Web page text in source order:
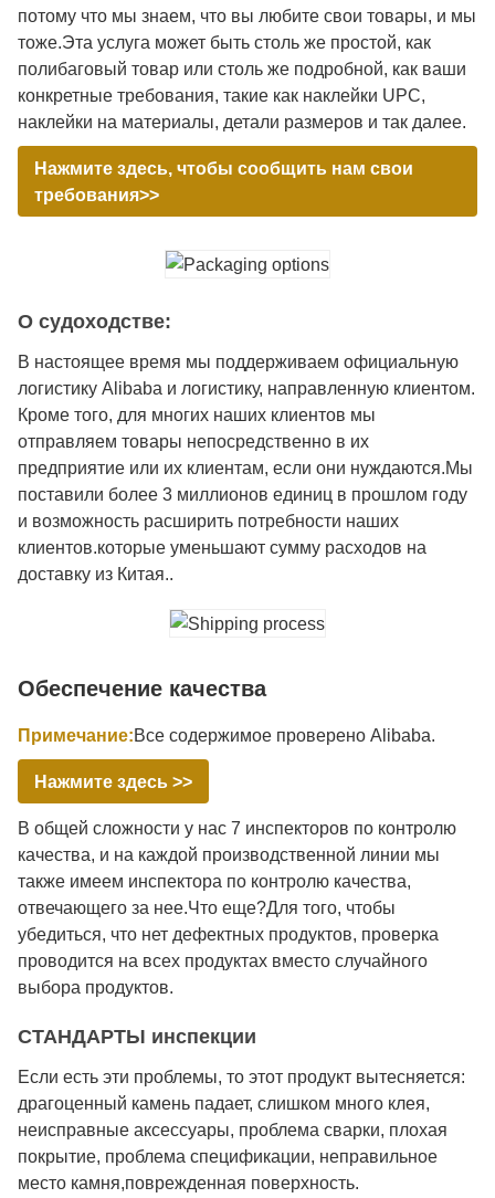
потому что мы знаем, что вы любите свои товары, и мы
тоже.Эта услуга может быть столь же простой, как
полибаговый товар или столь же подробной, как ваши
конкретные требования, такие как наклейки UPC,
наклейки на материалы, детали размеров и так далее.
Нажмите здесь, чтобы сообщить нам свои
требования>>
О судоходстве:
В настоящее время мы поддерживаем официальную
логистику Alibaba и логистику, направленную клиентом.
Кроме того, для многих наших клиентов мы
отправляем товары непосредственно в их
предприятие или их клиентам, если они нуждаются.Мы
поставили более 3 миллионов единиц в прошлом году
и возможность расширить потребности наших
клиентов.которые уменьшают сумму расходов на
доставку из Китая..
Обеспечение качества
Примечание:Все содержимое проверено Alibaba.
Нажмите здесь >>
В общей сложности у нас 7 инспекторов по контролю
качества, и на каждой производственной линии мы
также имеем инспектора по контролю качества,
отвечающего за нее.Что еще?Для того, чтобы
убедиться, что нет дефектных продуктов, проверка
проводится на всех продуктах вместо случайного
выбора продуктов.
СТАНДАРТЫ инспекции
Если есть эти проблемы, то этот продукт вытесняется:
драгоценный камень падает, слишком много клея,
неисправные аксессуары, проблема сварки, плохая
покрытие, проблема спецификации, неправильное
место камня,поврежденная поверхность.